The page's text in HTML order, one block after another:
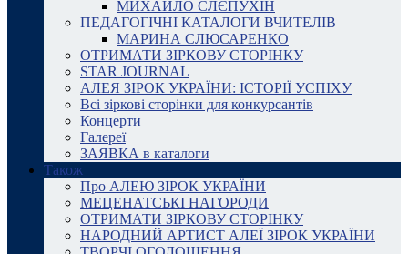
МИХАЙЛО СЛЄПУХІН
ПЕДАГОГІЧНІ КАТАЛОГИ ВЧИТЕЛІВ
МАРИНА СЛЮСАРЕНКО
ОТРИМАТИ ЗІРКОВУ СТОРІНКУ
STAR JOURNAL
АЛЕЯ ЗІРОК УКРАЇНИ: ІСТОРІЇ УСПІХУ
Всі зіркові сторінки для конкурсантів
Концерти
Галереї
ЗАЯВКА в каталоги
Також
Про АЛЕЮ ЗІРОК УКРАЇНИ
МЕЦЕНАТСЬКІ НАГОРОДИ
ОТРИМАТИ ЗІРКОВУ СТОРІНКУ
НАРОДНИЙ АРТИСТ АЛЕЇ ЗІРОК УКРАЇНИ